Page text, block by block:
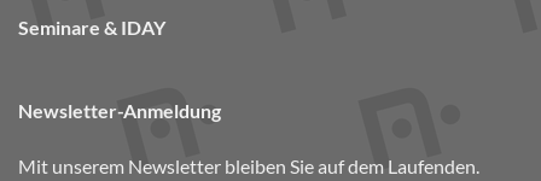
Seminare & IDAY
Newsletter-Anmeldung
Mit unserem Newsletter bleiben Sie auf dem Laufenden.